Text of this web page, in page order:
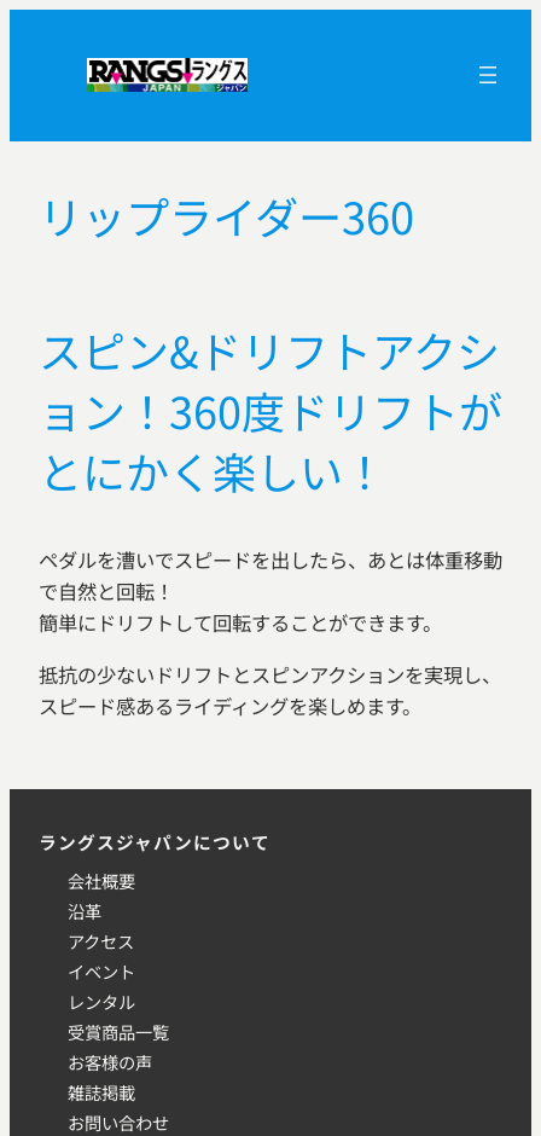
キ
リップライダー360
スピン&ドリフトアクシ
ョン！360度ドリフトが
とにかく楽しい！
ペダルを漕いでスピードを出したら、あとは体重移動
で自然と回転！
簡単にドリフトして回転することができます。
抵抗の少ないドリフトとスピンアクションを実現し、
スピード感あるライディングを楽しめます。
ラングスジャパンについて
会社概要
沿革
アクセス
イベント
レンタル
受賞商品一覧
お客様の声
雑誌掲載
お問い合わせ